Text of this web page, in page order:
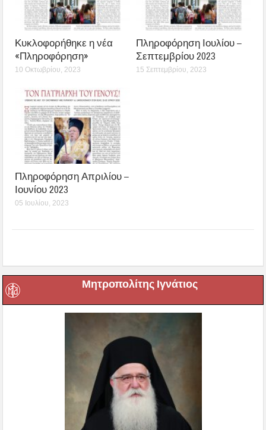
Κυκλοφορήθηκε η νέα
«Πληροφόρηση»
10 Οκτωβρίου, 2023
Πληροφόρηση Ιουλίου –
Σεπτεμβρίου 2023
15 Σεπτεμβρίου, 2023
Πληροφόρηση Απριλίου –
Ιουνίου 2023
05 Ιουλίου, 2023
Μητροπολίτης Ιγνάτιος